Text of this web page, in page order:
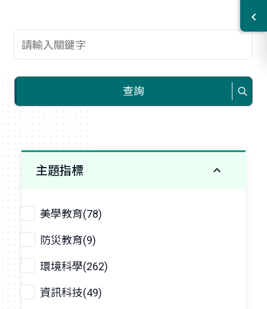
查詢關鍵字
查詢
主題指標
美學教育(78)
防災教育(9)
環境科學(262)
資訊科技(49)